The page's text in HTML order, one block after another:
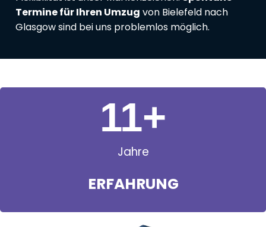
Termine für Ihren Umzug von Bielefeld nach
Glasgow sind bei uns problemlos möglich.
Jahre
ERFAHRUNG
11+